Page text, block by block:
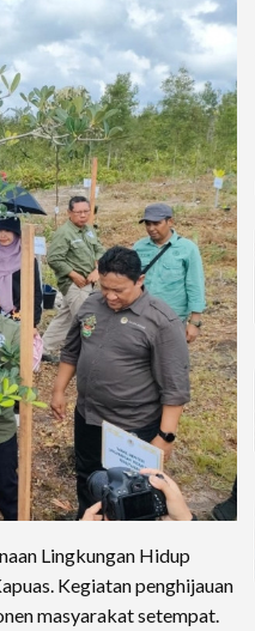
Lingkungan Hidup
Kegiatan penghijauan
masyarakat setempat.